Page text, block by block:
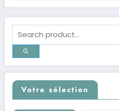
Votre sélection